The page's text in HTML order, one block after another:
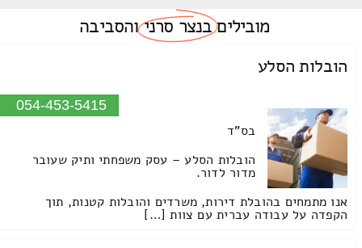
מוביליםבנצר סרניוהסביבה
הובלות הסלע
054-453-5415
בס"ד
הובלות הסלע – עסק משפחתי ותיק שעובר
מדור לדור.
אנו מתמחים בהובלת דירות, משרדים והובלות קטנות, תוך
הקפדה על עבודה עברית עם צוות […]